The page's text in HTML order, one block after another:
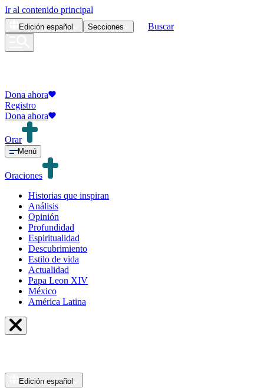
Ir al contenido principal
Edición español Secciones Buscar
Dona ahora
Registro
Dona ahora
Orar
Menú
Oraciones
Historias que inspiran
Análisis
Opinión
Profundidad
Espiritualidad
Descubrimiento
Estilo de vida
Actualidad
Papa Leon XIV
México
América Latina
Edición español